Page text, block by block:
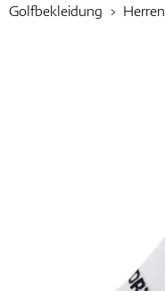
Golfbekleidung Herren